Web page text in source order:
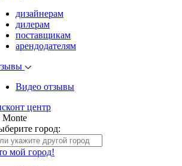
дизайнерам
дилерам
поставщикам
арендодателям
Видео отзывы
центр
Monte
город:
мой город!